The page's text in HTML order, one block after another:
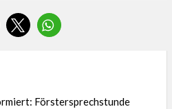
Förstersprechstunde